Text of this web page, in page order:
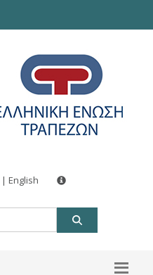
| English